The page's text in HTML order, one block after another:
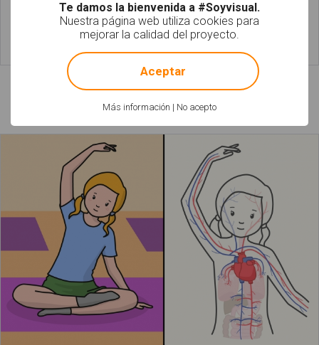
Leer más
Láminas relacionadas
Te damos la bienvenida a #Soyvisual.
Nuestra página web utiliza cookies para
mejorar la calidad del proyecto.
Más información | No acepto
! Not valid!
Aceptar